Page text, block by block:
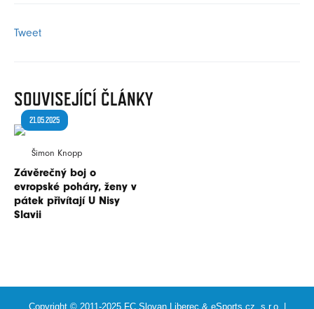
Tweet
SOUVISEJÍCÍ ČLÁNKY
21.05.2025
Šimon Knopp
Závěrečný boj o
evropské poháry, ženy v
pátek přivítají U Nisy
Slavii
Copyright © 2011-2025 FC Slovan Liberec & eSports.cz, s.r.o.